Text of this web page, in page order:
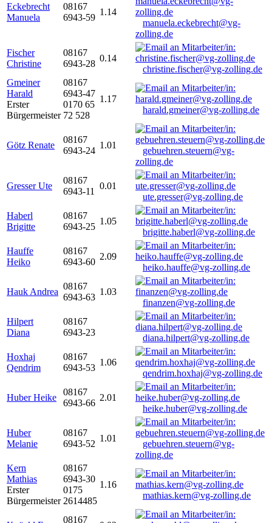
Eckebrecht
Manuela
08167
6943-59
1.14
manuela.eckebrecht@vg-
zolling.de
Fischer
Christine
08167
6943-28
0.14
christine.fischer@vg-zolling.de
Gmeiner
Harald
Erster
Bürgermeister
08167
6943-47
0170 65
72 528
1.17
harald.gmeiner@vg-zolling.de
Götz Renate
08167
6943-24
1.01
gebuehren.steuern@vg-
zolling.de
Gresser Ute
08167
6943-11
0.01
ute.gresser@vg-zolling.de
Haberl
Brigitte
08167
6943-25
1.05
brigitte.haberl@vg-zolling.de
Hauffe
Heiko
08167
6943-60
2.09
heiko.hauffe@vg-zolling.de
Hauk Andrea
08167
6943-63
1.03
finanzen@vg-zolling.de
Hilpert
Diana
08167
6943-23
diana.hilpert@vg-zolling.de
Hoxhaj
Qendrim
08167
6943-53
1.06
qendrim.hoxhaj@vg-zolling.de
Huber Heike
08167
6943-66
2.01
heike.huber@vg-zolling.de
Huber
Melanie
08167
6943-52
1.01
gebuehren.steuern@vg-
zolling.de
Kern
Mathias
Erster
Bürgermeister
08167
6943-30
0175
2614485
1.16
mathias.kern@vg-zolling.de
08167